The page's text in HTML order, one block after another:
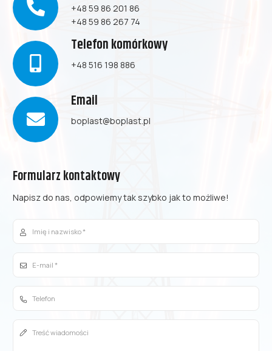
+48 59 86 201 86
+48 59 86 267 74
Telefon komórkowy
+48 516 198 886
Email
boplast@boplast.pl
Formularz kontaktowy
Napisz do nas, odpowiemy tak szybko jak to możliwe!